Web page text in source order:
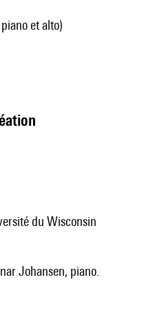
et alto)
du Wisconsin
Johansen, piano.